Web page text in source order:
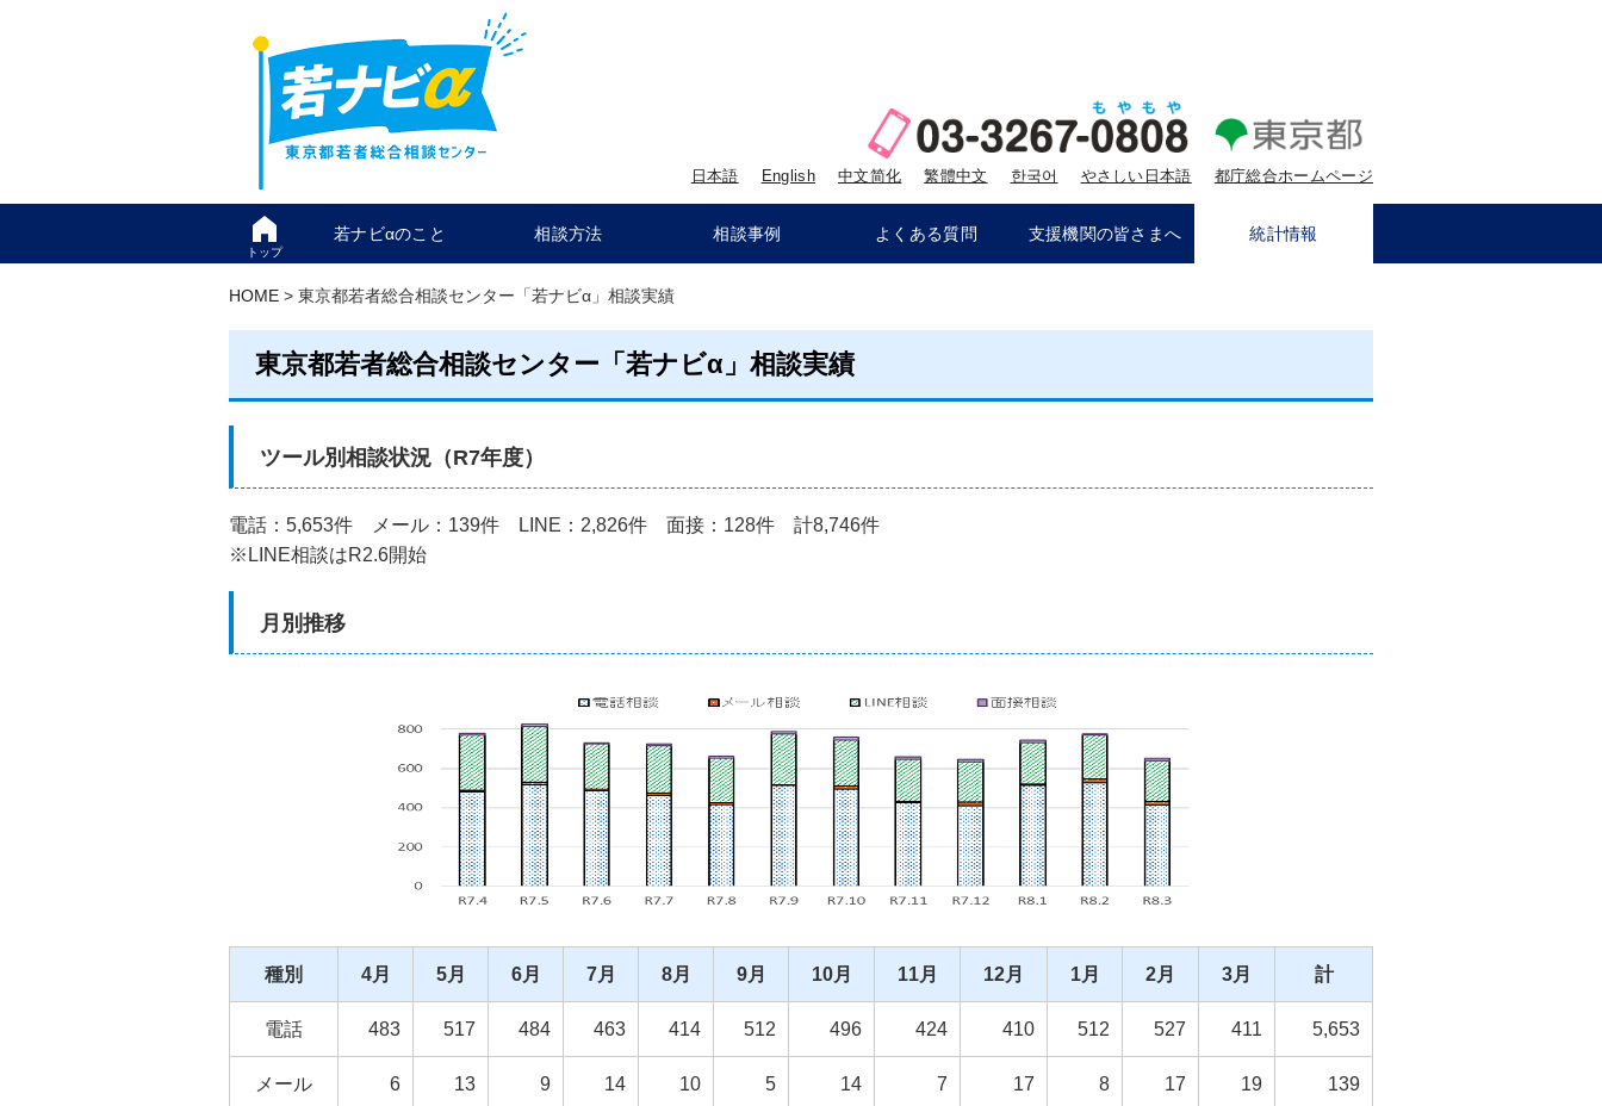
日本語 English 中文简化 繁體中文 한국어 やさしい日本語 都庁総合ホームページ
トップ
若ナビαのこと 相談方法 相談事例 よくある質問 支援機関の皆さまへ 統計情報
HOME > 東京都若者総合相談センター「若ナビα」相談実績
東京都若者総合相談センター「若ナビα」相談実績
ツール別相談状況（R7年度）
電話：5,653件 メール：139件 LINE：2,826件 面接：128件 計8,746件
※LINE相談はR2.6開始
月別推移
種別 4月 5月 6月 7月 8月 9月 10月 11月 12月 1月 2月 3月 計
電話 483 517 484 463 414 512 496 424 410 512 527 411 5,653
メール 6 13 9 14 10 5 14 7 17 8 17 19 139